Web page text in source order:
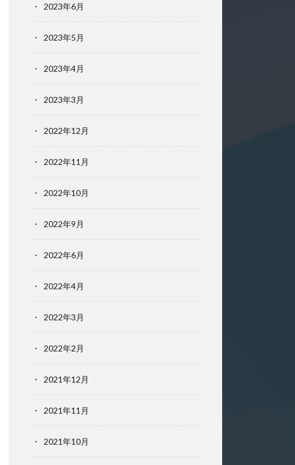
2023年6月
2023年5月
2023年4月
2023年3月
2022年12月
2022年11月
2022年10月
2022年9月
2022年6月
2022年4月
2022年3月
2022年2月
2021年12月
2021年11月
2021年10月